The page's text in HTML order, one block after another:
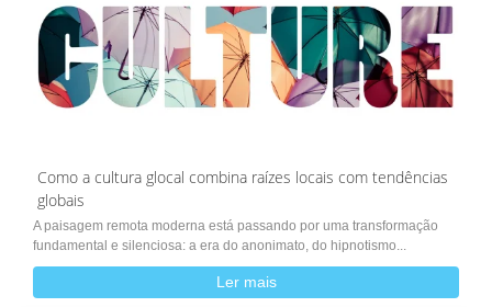
Como a cultura glocal combina raízes locais com tendências
globais
A paisagem remota moderna está passando por uma transformação
fundamental e silenciosa: a era do anonimato, do hipnotismo...
Ler mais